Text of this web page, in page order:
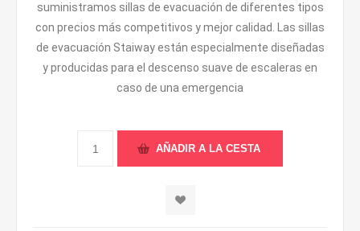
suministramos sillas de evacuación de diferentes tipos
con precios más competitivos y mejor calidad. Las sillas
de evacuación Staiway están especialmente diseñadas
y producidas para el descenso suave de escaleras en
caso de una emergencia